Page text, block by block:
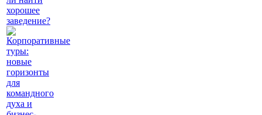
хорошее
заведение?
Корпоративные
туры:
новые
горизонты
для
командного
духа и